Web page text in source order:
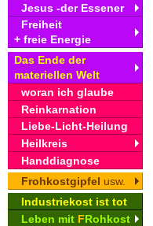
Jesus -der Essener
Freiheit
+ freie Energie
Das Ende der
materiellen Welt
woran ich glaube
Reinkarnation
Liebe-Licht-Heilung
Heilkreis
Handdiagnose
Frohkostgipfel usw.
Industriekost ist tot
Leben mit FRohkost